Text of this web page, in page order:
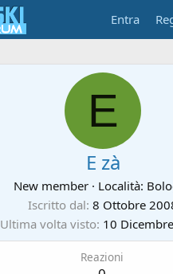
Entra
E
E zà
New member · Località:
Iscritto dal 8 Ottobre
Ultima volta visto 10
Reazioni